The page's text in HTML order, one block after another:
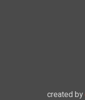
created by